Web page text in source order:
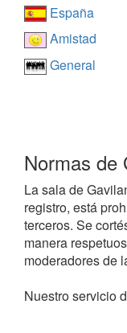
España
Amistad
General
Normas de
La sala de
registro, está
terceros. Se
manera
moderadores de
Nuestro servicio